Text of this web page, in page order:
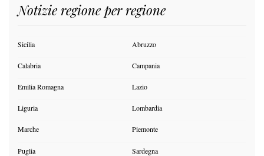
Notizie regione per regione
Sicilia Abruzzo
Calabria Campania
Emilia Romagna Lazio
Liguria Lombardia
Marche Piemonte
Puglia Sardegna